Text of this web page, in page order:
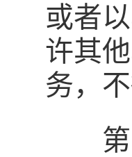
或者
许其
务，
第三